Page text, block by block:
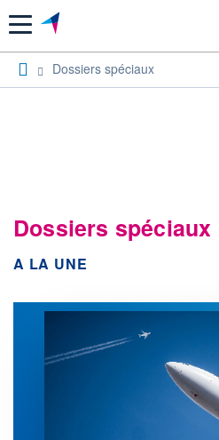
Menu
Dossiers spéciaux
Dossiers spéciaux
A LA UNE